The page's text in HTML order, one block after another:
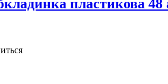
пластикова 48